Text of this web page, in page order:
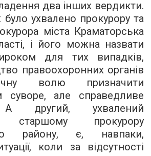
два інших вердикти.
ухвалено прокурору та
міста Краматорська
і його можна назвати
для тих випадків,
правоохоронних органів
волю призначити
суворе, але справедливе
А другий, ухвалений
старшому прокурору
району, є, навпаки,
коли за відсутності